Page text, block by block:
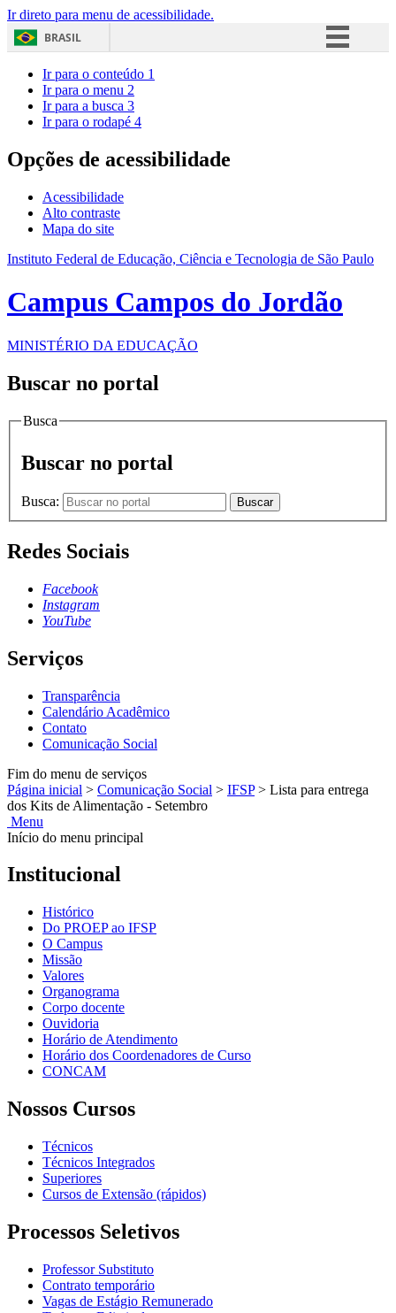
Ir direto para menu de acessibilidade.
BRASIL
Acesso à informação
Ir para o conteúdo 1
Ir para o menu 2
Ir para a busca 3
Ir para o rodapé 4
Opções de acessibilidade
Acessibilidade
Alto contraste
Mapa do site
Instituto Federal de Educação, Ciência e Tecnologia de São Paulo
Campus Campos do Jordão
MINISTÉRIO DA EDUCAÇÃO
Buscar no portal
Busca
Buscar no portal
Busca: Buscar
Redes Sociais
Facebook
Instagram
YouTube
Serviços
Transparência
Calendário Acadêmico
Contato
Comunicação Social
Fim do menu de serviços
Página inicial > Comunicação Social > IFSP > Lista para entrega
dos Kits de Alimentação - Setembro
Menu
Início do menu principal
Institucional
Histórico
Do PROEP ao IFSP
O Campus
Missão
Valores
Organograma
Corpo docente
Ouvidoria
Horário de Atendimento
Horário dos Coordenadores de Curso
CONCAM
Nossos Cursos
Técnicos
Técnicos Integrados
Superiores
Cursos de Extensão (rápidos)
Processos Seletivos
Professor Substituto
Contrato temporário
Vagas de Estágio Remunerado